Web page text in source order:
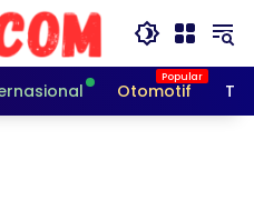
Otomotif